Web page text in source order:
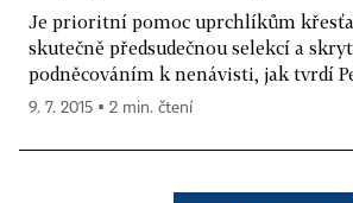
Je prioritní pomoc uprchlíkům
skutečně předsudečnou selekcí a
podněcováním k nenávisti, jak ­tvrdí
9. 7. 2015 ▪ 2 min. čtení